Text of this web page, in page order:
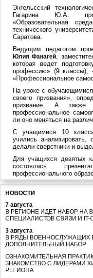
Энгельсский
Гагарина Ю.А.
«Образовательная
технического
Саратова.
Ведущим педагогом
Юлия Фанагей,
которая ведет
профессию» (9 классы),
«Профессиональное
На уроке с
своего призвания»,
призвание. А
профессиональное
ли оно меняться на
С учащимися 10
учились
делали сверстники и
Для учащихся девятых
состоялась
профессионального
НОВОСТИ
7 августа
В РЕГИОНЕ ИДЕТ НАБОР НА
СПЕЦИАЛИСТОВ СВЯЗИ И
3 августа
В РЯДЫ ВОЕННОСЛУЖАЩИХ
ДОПОЛНИТЕЛЬНЫЙ НАБОР
ОЗНАКОМИТЕЛЬНАЯ
ЗНАКОМСТВО С ЛИДЕРАМИ
РЕГИОНА